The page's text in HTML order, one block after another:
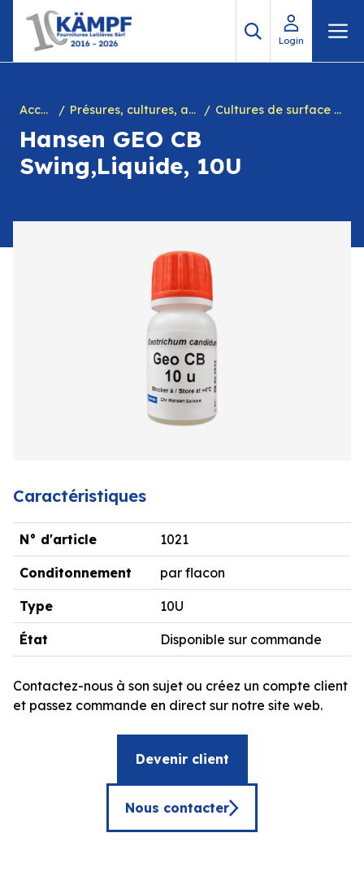
contenu
Login
Accueil Présures, cultures, arôme à yogourt, marques, chiffres en caséine et divers Cultures de surface fromages
Hansen GEO CB
Swing,Liquide, 10U
Caractéristiques
N° d'article 1021
Conditonnement par flacon
Type 10U
État Disponible sur commande
Contactez-nous à son sujet ou créez un compte client
et passez commande en direct sur notre site web.
Devenir client
Nous contacter